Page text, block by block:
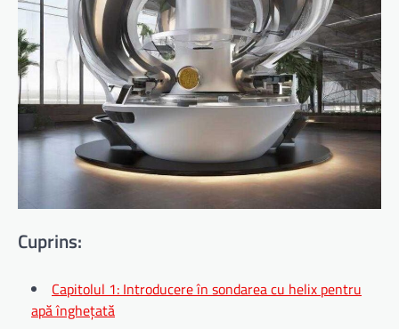
Cuprins:
Capitolul 1: Introducere în sondarea cu helix pentru
apă înghețată